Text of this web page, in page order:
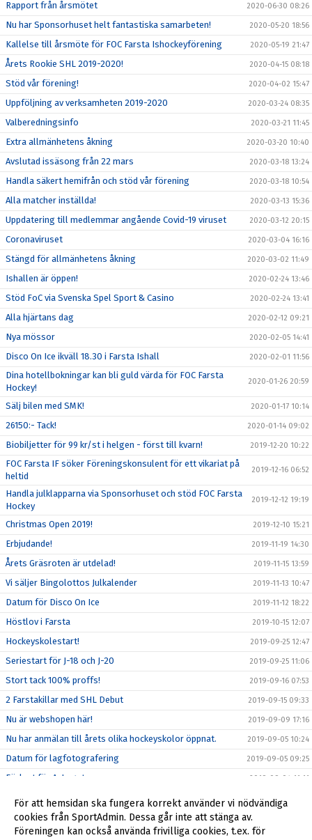
Rapport från årsmötet 2020-06-30 08:26
Nu har Sponsorhuset helt fantastiska samarbeten! 2020-05-20 18:56
Kallelse till årsmöte för FOC Farsta Ishockeyförening 2020-05-19 21:47
Årets Rookie SHL 2019-2020! 2020-04-15 08:18
Stöd vår förening! 2020-04-02 15:47
Uppföljning av verksamheten 2019-2020 2020-03-24 08:35
Valberedningsinfo 2020-03-21 11:45
Extra allmänhetens åkning 2020-03-20 10:40
Avslutad issäsong från 22 mars 2020-03-18 13:24
Handla säkert hemifrån och stöd vår förening 2020-03-18 10:54
Alla matcher inställda! 2020-03-13 15:36
Uppdatering till medlemmar angående Covid-19 viruset 2020-03-12 20:15
Coronaviruset 2020-03-04 16:16
Stängd för allmänhetens åkning 2020-03-02 11:49
Ishallen är öppen! 2020-02-24 13:46
Stöd FoC via Svenska Spel Sport & Casino 2020-02-24 13:41
Alla hjärtans dag 2020-02-12 09:21
Nya mössor 2020-02-05 14:41
Disco On Ice ikväll 18.30 i Farsta Ishall 2020-02-01 11:56
Dina hotellbokningar kan bli guld värda för FOC Farsta
Hockey!
2020-01-26 20:59
Sälj bilen med SMK! 2020-01-17 10:14
26150:- Tack! 2020-01-14 09:02
Biobiljetter för 99 kr/st i helgen - först till kvarn! 2019-12-20 10:22
FOC Farsta IF söker Föreningskonsulent för ett vikariat på
heltid
2019-12-16 06:52
Handla julklapparna via Sponsorhuset och stöd FOC Farsta
Hockey
2019-12-12 19:19
Christmas Open 2019! 2019-12-10 15:21
Erbjudande! 2019-11-19 14:30
Årets Gräsroten är utdelad! 2019-11-15 13:59
Vi säljer Bingolottos Julkalender 2019-11-13 10:47
Datum för Disco On Ice 2019-11-12 18:22
Höstlov i Farsta 2019-10-15 12:07
Hockeyskolestart! 2019-09-25 12:47
Seriestart för J-18 och J-20 2019-09-25 11:06
Stort tack 100% proffs! 2019-09-16 07:53
2 Farstakillar med SHL Debut 2019-09-15 09:33
Nu är webshopen här! 2019-09-09 17:16
Nu har anmälan till årets olika hockeyskolor öppnat. 2019-09-05 10:24
Datum för lagfotografering 2019-09-05 09:25
Förlust för A-Laget 2019-09-04 11:11
Första träningsmatchen för A-Laget 2019-09-03 13:20
Lycka till Pontus! 2019-09-02 12:58
Farsta Hockey Games U-15 2019-08-26 11:11
För att hemsidan ska fungera korrekt använder vi nödvändiga
cookies från SportAdmin. Dessa går inte att stänga av.
Föreningen kan också använda frivilliga cookies, t.ex. för